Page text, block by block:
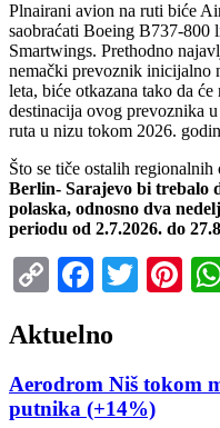
Plnairani avion na ruti biće
saobraćati Boeing B737-800
Smartwings. Prethodno
nemački prevoznik inicijalno
leta, biće otkazana tako da
destinacija ovog prevoznika
ruta u nizu tokom 2026.
Što se tiče ostalih
Berlin- Sarajevo bi trebalo
polaska, odnosno dva
periodu od 2.7.2026. do
Copy
Aktuelno
Aerodrom Niš tokom
putnika (+14%)